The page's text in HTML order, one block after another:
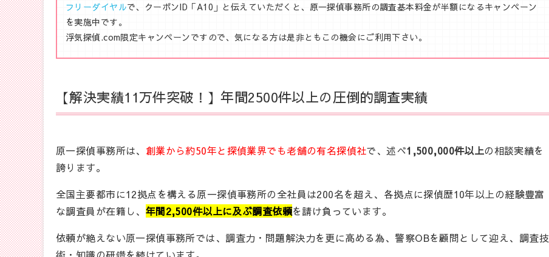
フリーダイヤルで、クーポンID「A10」と伝えていただくと、原一探偵事務所の調査基本料金が半額になるキャンペーン
を実施中です。
浮気探偵.com限定キャンペーンですので、気になる方は是非ともこの機会にご利用下さい。
【解決実績11万件突破！】年間2500件以上の圧倒的調査実績
原一探偵事務所は、 創業から約50年と探偵業界でも老舗の有名探偵社で、述べ1,500,000件以上の相談実績を
誇ります。
全国主要都市に12拠点を構える原一探偵事務所の全社員は200名を超え、各拠点に探偵歴10年以上の経験豊富
な調査員が在籍し、 年間2,500件以上に及ぶ調査依頼を請け負っています。
依頼が絶えない原一探偵事務所では、調査力・問題解決力を更に高める為、警察OBを顧問として迎え、調査技